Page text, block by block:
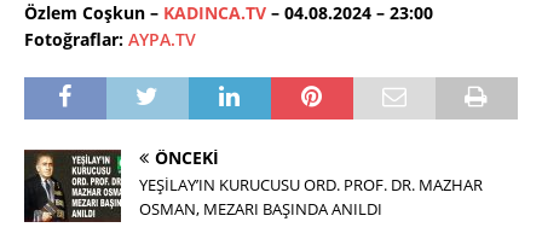
Özlem Coşkun – KADINCA.TV – 04.08.2024 – 23:00
Fotoğraflar: AYPA.TV
ÖNCEKI
YEŞİLAY’IN KURUCUSU ORD. PROF. DR. MAZHAR
OSMAN, MEZARI BAŞINDA ANILDI